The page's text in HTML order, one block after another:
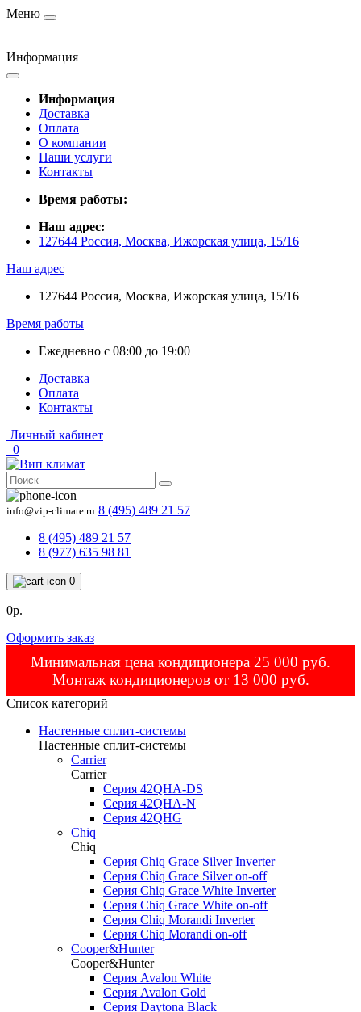
Меню
Информация
Информация
Доставка
Оплата
О компании
Наши услуги
Контакты
Время работы:
Наш адрес:
127644 Россия, Москва, Ижорская улица, 15/16
Наш адрес
127644 Россия, Москва, Ижорская улица, 15/16
Время работы
Ежедневно с 08:00 до 19:00
Доставка
Оплата
Контакты
Личный кабинет
0
info@vip-climate.ru 8 (495) 489 21 57
8 (495) 489 21 57
8 (977) 635 98 81
0
0р.
Оформить заказ
Минимальная цена кондиционера 25 000 руб.
Монтаж кондиционеров от 13 000 руб.
Список категорий
Настенные сплит-системы
Настенные сплит-системы
Carrier
Carrier
Серия 42QHA-DS
Серия 42QHA-N
Серия 42QHG
Chiq
Chiq
Серия Chiq Grace Silver Inverter
Серия Chiq Grace Silver on-off
Серия Chiq Grace White Inverter
Серия Chiq Grace White on-off
Серия Chiq Morandi Inverter
Серия Chiq Morandi on-off
Cooper&Hunter
Cooper&Hunter
Cерия Avalon White
Серия Avalon Gold
Серия Daytona Black